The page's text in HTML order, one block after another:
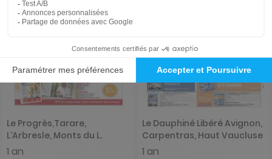
Le Progrès,Tarare,
L'Arbresle, Monts du L.
1 an
Le Dauphiné Libéré Avignon,
Carpentras, Haut Vaucluse
1 an